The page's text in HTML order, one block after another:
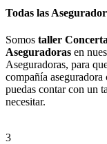
Todas las
Somos taller
Aseguradoras en
Aseguradoras, para
compañía
puedas contar con un
necesitar.
3